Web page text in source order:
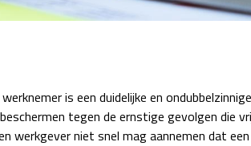
is een duidelijke en
tegen de ernstige gevolgen die
werkgever niet snel mag aannemen dat